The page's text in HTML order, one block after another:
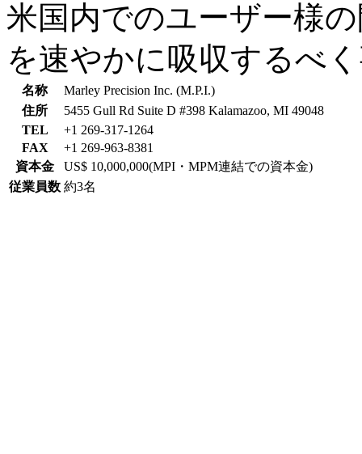
米国内でのユーザー様
を速やかに吸収するべ
名称
Marley Precision Inc. (M.P.I.)
住所
5455 Gull Rd Suite D #398 Kalamazoo, MI 49048
TEL
+1 269-317-1264
FAX
+1 269-963-8381
資本金
US$ 10,000,000(MPI・MPM連結での資本金)
従業員数 約3名